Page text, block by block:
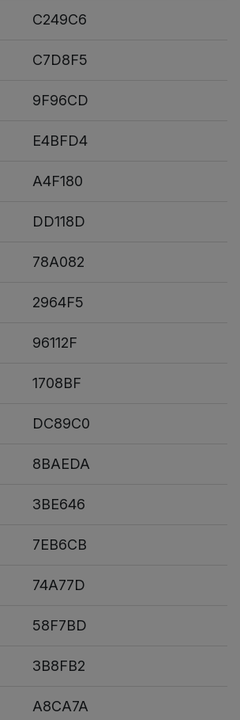
C249C6
C7D8F5
9F96CD
E4BFD4
A4F180
DD118D
78A082
2964F5
96112F
1708BF
DC89C0
8BAEDA
3BE646
7EB6CB
74A77D
58F7BD
3B8FB2
A8CA7A